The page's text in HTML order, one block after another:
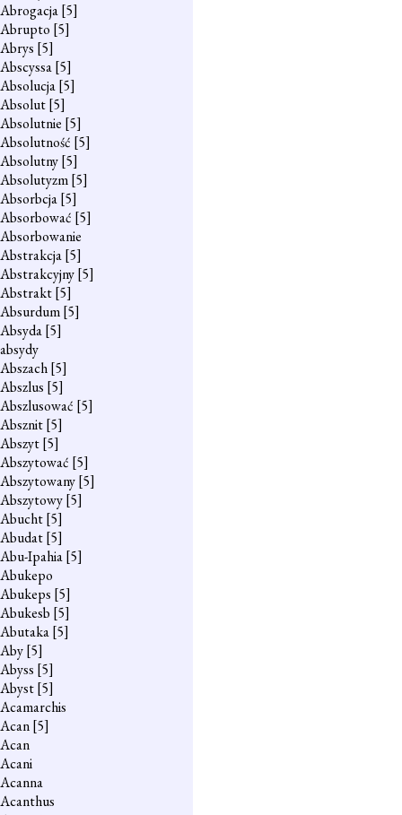
Abrogacja[5]
Abrupto [5]
Abrys [5]
Abscyssa[5]
Absolucja[5]
Absolut[5]
Absolutnie [5]
Absolutność [5]
Absolutny[5]
Absolutyzm[5]
Absorbcja[5]
Absorbować [5]
Absorbowanie
Abstrakcja[5]
Abstrakcyjny[5]
Abstrakt[5]
Absurdum[5]
Absyda[5]
absydy
Abszach[5]
Abszlus [5]
Abszlusować [5]
Absznit[5]
Abszyt[5]
Abszytować [5]
Abszytowany[5]
Abszytowy[5]
Abucht[5]
Abudat[5]
Abu-Ipahia[5]
Abukepo
Abukeps [5]
Abukesb [5]
Abutaka[5]
Aby[5]
Abyss [5]
Abyst[5]
Acamarchis
Acan[5]
Acan
Acani
Acanna
Acanthus